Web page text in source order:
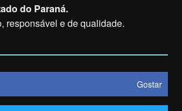
do Paraná.
responsável e de qualidade.
Gostar